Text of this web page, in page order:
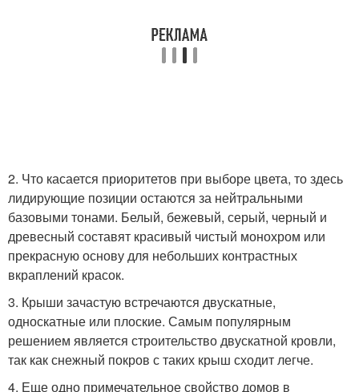
2. Что касается приоритетов при выборе цвета, то здесь
лидирующие позиции остаются за нейтральными
базовыми тонами. Белый, бежевый, серый, черный и
древесный составят красивый чистый монохром или
прекрасную основу для небольших контрастных
вкраплений красок.
3. Крыши зачастую встречаются двускатные,
односкатные или плоские. Самым популярным
решением является строительство двускатной кровли,
так как снежный покров с таких крыш сходит легче.
4. Еще одно примечательное свойство домов в